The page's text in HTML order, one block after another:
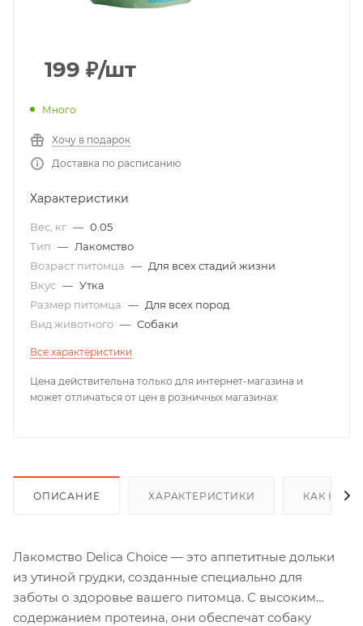
199 ₽/шт
Много
Хочу в подарок
Доставка по расписанию
Характеристики
Вес, кг — 0.05
Тип — Лакомство
Возраст питомца — Для всех стадий жизни
Вкус — Утка
Размер питомца — Для всех пород
Вид животного — Собаки
Все характеристики
Цена действительна только для интернет-магазина и
может отличаться от цен в розничных магазинах
ОПИСАНИЕ ХАРАКТЕРИСТИКИ КАК
Лакомство Delica Choice — это аппетитные дольки
из утиной грудки, созданные специально для
заботы о здоровье вашего питомца. С высоким
содержанием протеина, они обеспечат собаку